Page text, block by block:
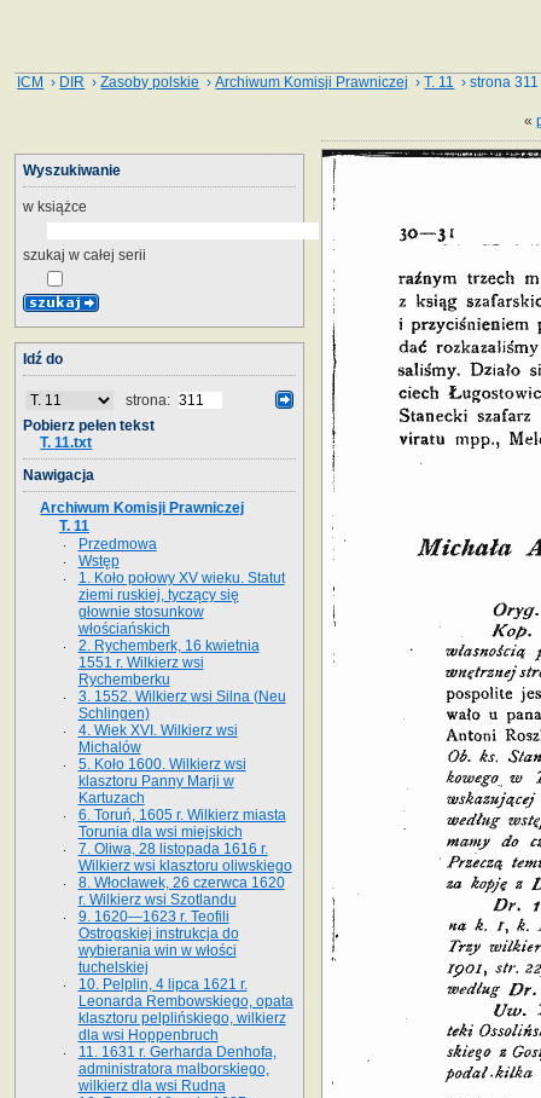
ICM › DIR ›Zasoby polskie ›Archiwum Komisji Prawniczej ›T. 11 › strona 311
«
Wyszukiwanie
w książce
szukaj w całej serii
Idź do
strona:
Pobierz pełen tekst
T. 11.txt
Nawigacja
Archiwum Komisji Prawniczej
T. 11
Przedmowa
Wstęp
1. Koło połowy XV wieku. Statut
ziemi ruskiej, tyczący się
głownie stosunkow
włościańskich
2. Rychemberk, 16 kwietnia
1551 r. Wilkierz wsi
Rychemberku
3. 1552. Wilkierz wsi Silna (Neu
Schlingen)
4. Wiek XVI. Wilkierz wsi
Michalów
5. Koło 1600. Wilkierz wsi
klasztoru Panny Marji w
Kartuzach
6. Toruń, 1605 r. Wilkierz miasta
Torunia dla wsi miejskich
7. Oliwa, 28 listopada 1616 r.
Wilkierz wsi klasztoru oliwskiego
8. Włocławek, 26 czerwca 1620
r. Wilkierz wsi Szotlandu
9. 1620—1623 r. Teofili
Ostrogskiej instrukcja do
wybierania win w włości
tuchelskiej
10. Pelplin, 4 lipca 1621 r.
Leonarda Rembowskiego, opata
klasztoru pelplińskiego, wilkierz
dla wsi Hoppenbruch
11. 1631 r. Gerharda Denhofa,
administratora malborskiego,
wilkierz dla wsi Rudna